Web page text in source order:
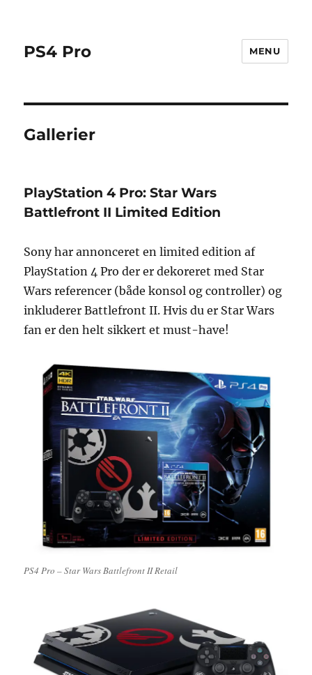
PS4 Pro MENU
Gallerier
PlayStation 4 Pro: Star Wars
Battlefront II Limited Edition
Sony har annonceret en limited edition af
PlayStation 4 Pro der er dekoreret med Star
Wars referencer (både konsol og controller) og
inkluderer Battlefront II. Hvis du er Star Wars
fan er den helt sikkert et must-have!
PS4 Pro – Star Wars Battlefront II Retail